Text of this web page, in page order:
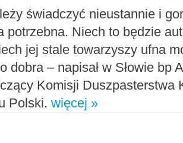
świadczyć nieustannie i
potrzebna. Niech to będzie
jej stale towarzyszy ufna
dobra – napisał w Słowie bp
Komisji Duszpasterstwa
Polski. więcej »